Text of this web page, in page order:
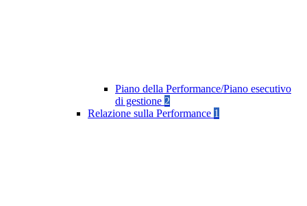
Piano della Performance/Piano esecutivo
di gestione 2
Relazione sulla Performance 1